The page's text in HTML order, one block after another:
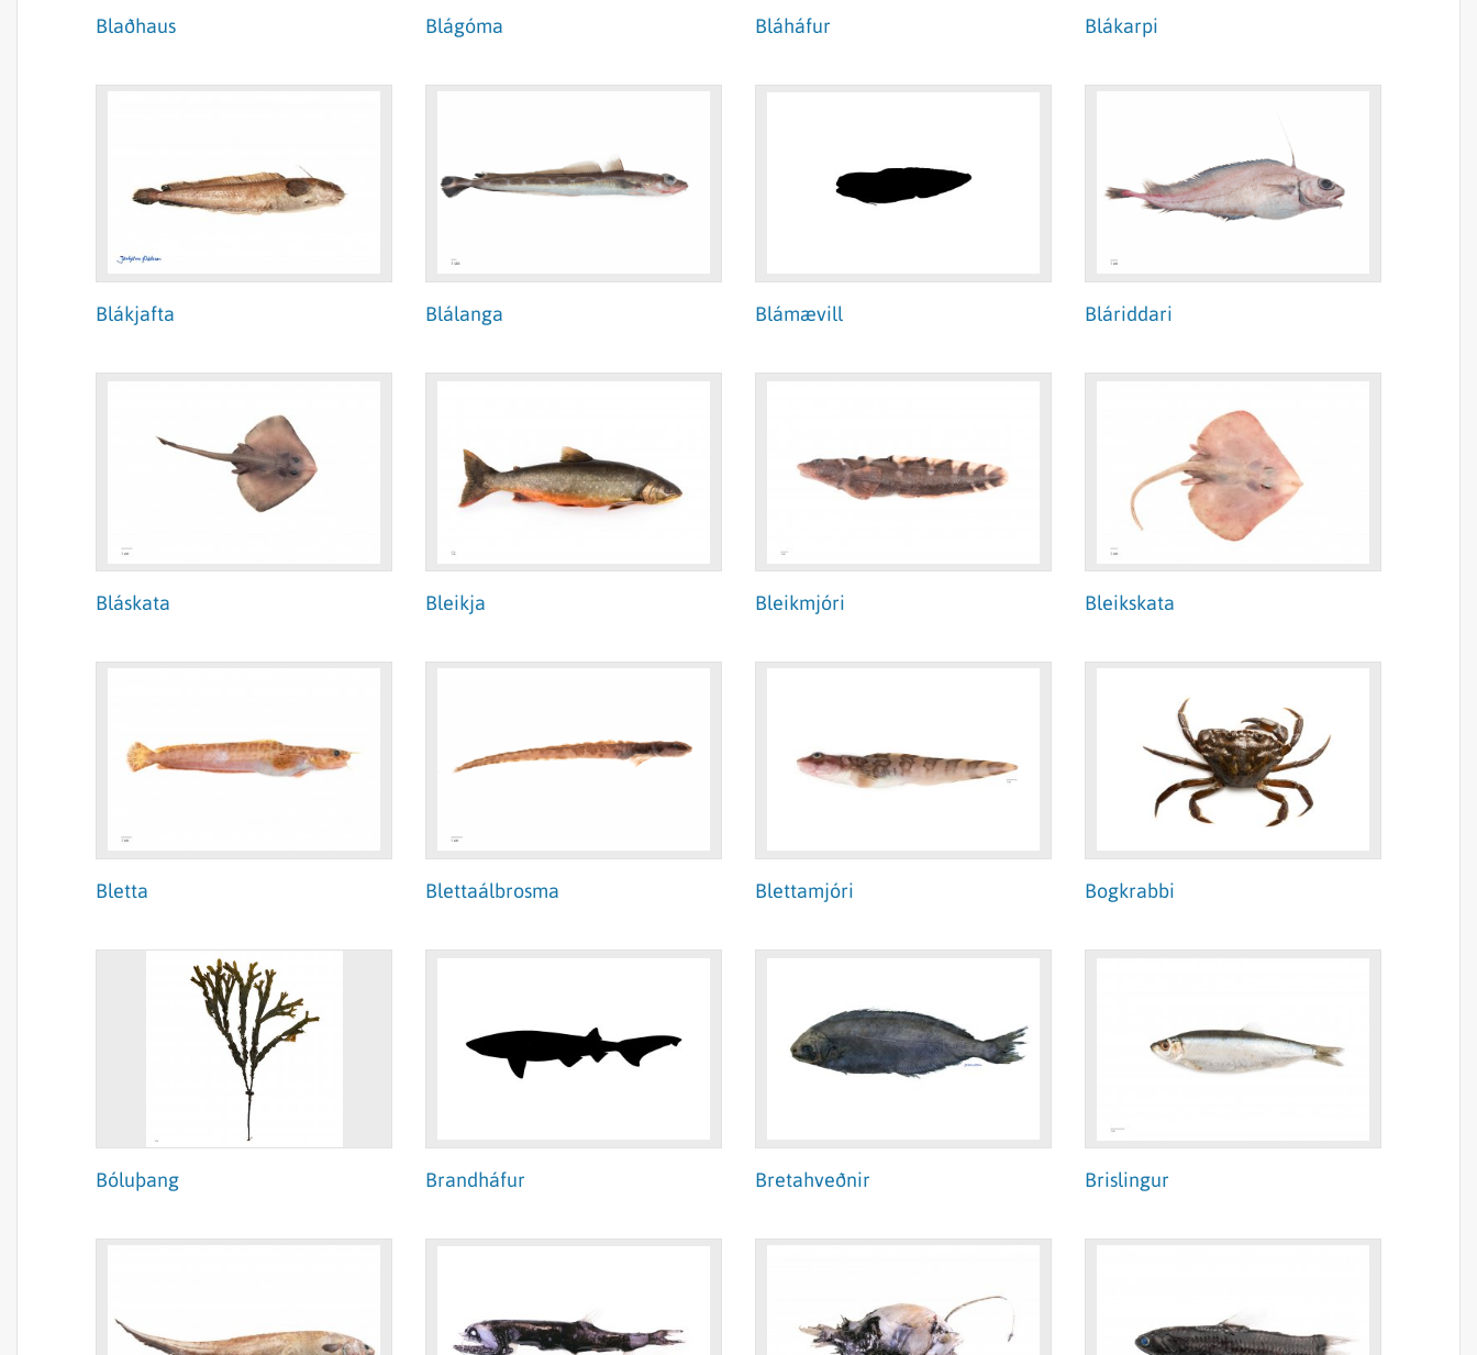
Blaðhaus Blágóma Bláháfur Blákarpi
Blákjafta Blálanga Blámævill Bláriddari
Bláskata Bleikja Bleikmjóri Bleikskata
Bletta Blettaálbrosma Blettamjóri Bogkrabbi
Bóluþang Brandháfur Bretahveðnir Brislingur